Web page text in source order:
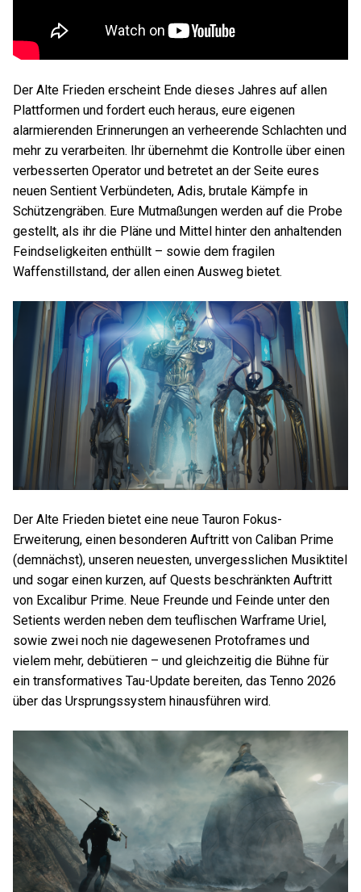
Der Alte Frieden erscheint Ende dieses Jahres auf allen
Plattformen und fordert euch heraus, eure eigenen
alarmierenden Erinnerungen an verheerende Schlachten und
mehr zu verarbeiten. Ihr übernehmt die Kontrolle über einen
verbesserten Operator und betretet an der Seite eures
neuen Sentient Verbündeten, Adis, brutale Kämpfe in
Schützengräben. Eure Mutmaßungen werden auf die Probe
gestellt, als ihr die Pläne und Mittel hinter den anhaltenden
Feindseligkeiten enthüllt – sowie dem fragilen
Waffenstillstand, der allen einen Ausweg bietet.
Der Alte Frieden bietet eine neue Tauron Fokus-
Erweiterung, einen besonderen Auftritt von Caliban Prime
(demnächst), unseren neuesten, unvergesslichen Musiktitel
und sogar einen kurzen, auf Quests beschränkten Auftritt
von Excalibur Prime. Neue Freunde und Feinde unter den
Setients werden neben dem teuflischen Warframe Uriel,
sowie zwei noch nie dagewesenen Protoframes und
vielem mehr, debütieren – und gleichzeitig die Bühne für
ein transformatives Tau-Update bereiten, das Tenno 2026
über das Ursprungssystem hinausführen wird.